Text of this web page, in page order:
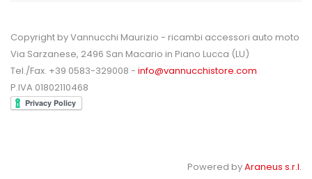
Copyright by Vannucchi Maurizio - ricambi accessori auto moto
Via Sarzanese, 2496 San Macario in Piano Lucca (LU)
Tel./Fax. +39 0583-329008 - info@vannucchistore.com
P.IVA 01802110468
Powered byAraneus s.r.l.